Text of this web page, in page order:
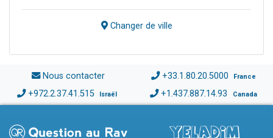
Changer de ville
Nous contacter +33.1.80.20.5000 France
+972.2.37.41.515 Israël +1.437.887.14.93 Canada